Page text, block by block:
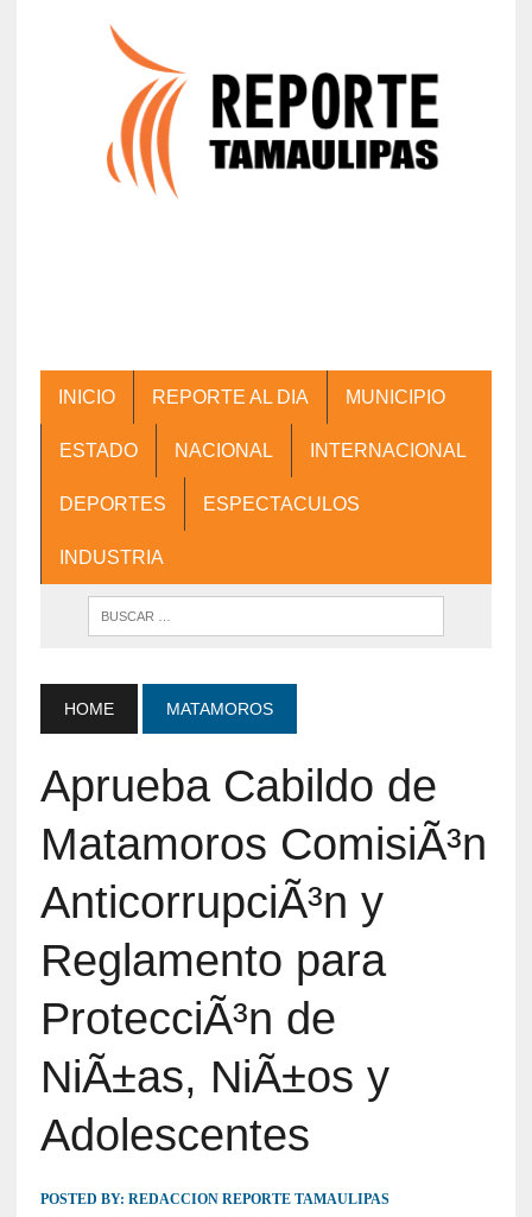
INICIO REPORTE AL DIA MUNICIPIO
ESTADO NACIONAL INTERNACIONAL
DEPORTES ESPECTACULOS
INDUSTRIA
HOME MATAMOROS
Aprueba Cabildo de
Matamoros ComisiÃ³n
AnticorrupciÃ³n y
Reglamento para
ProtecciÃ³n de
NiÃ±as, NiÃ±os y
Adolescentes
POSTED BY: REDACCION REPORTE TAMAULIPAS